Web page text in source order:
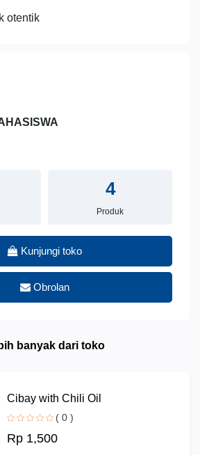
otentik
4
Produk
Kunjungi toko
Obrolan
banyak dari toko
Cibay with Chili Oil
( 0 )
Rp 1,500